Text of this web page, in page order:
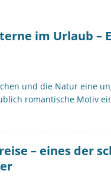
im Urlaub –
und die Natur eine
romantische Motiv
– eines der